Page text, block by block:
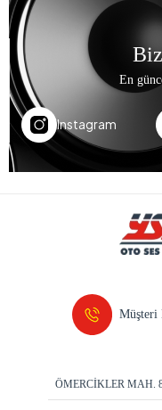
En
Instagram
ÖMERCİKLER MAH.